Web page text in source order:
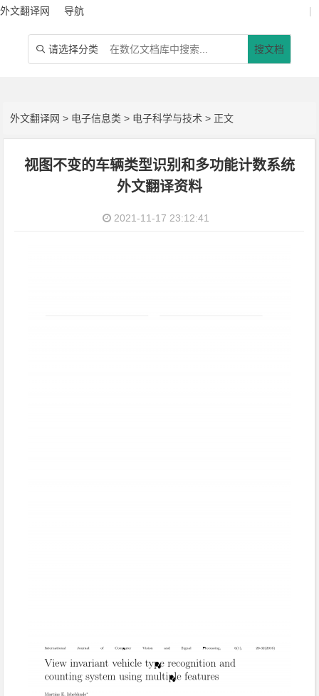
外文翻译网 导航 |
 请选择分类 搜文档
外文翻译网 > 电子信息类 > 电子科学与技术 > 正文
视图不变的车辆类型识别和多功能计数系统
外文翻译资料
2021-11-17 23:12:41